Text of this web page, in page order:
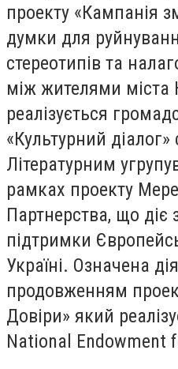
проекту «Кампанія
думки для
стереотипів та
між жителями міста
реалізується
«Культурний діалог»
Літературним
рамках проекту
Партнерства, що діє
підтримки
Україні. Означена
продовженням
Довіри» який
National Endowment